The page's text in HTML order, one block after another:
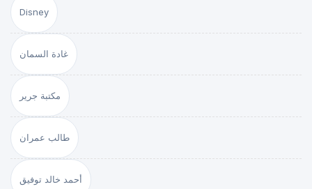
Disney
غادة السمان
مكتبة جرير
طالب عمران
أحمد خالد توفيق